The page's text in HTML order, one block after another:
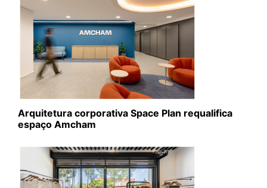
Arquitetura corporativa Space Plan requalifica
espaço Amcham